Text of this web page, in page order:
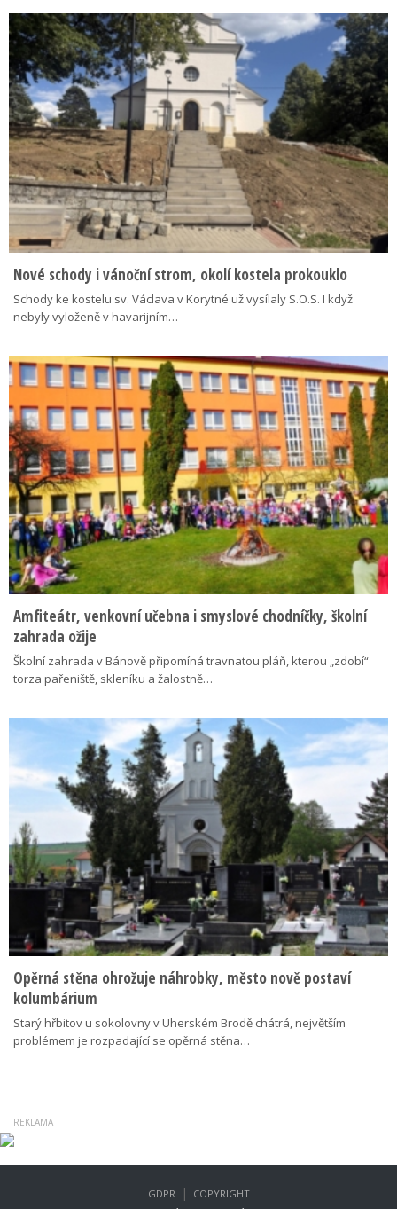
Nové schody i vánoční strom, okolí kostela prokouklo
Schody ke kostelu sv. Václava v Korytné už vysílaly S.O.S. I když
nebyly vyloženě v havarijním…
Amfiteátr, venkovní učebna i smyslové chodníčky, školní
zahrada ožije
Školní zahrada v Bánově připomíná travnatou pláň, kterou „zdobí“
torza pařeniště, skleníku a žalostně…
Opěrná stěna ohrožuje náhrobky, město nově postaví
kolumbárium
Starý hřbitov u sokolovny v Uherském Brodě chátrá, největším
problémem je rozpadající se opěrná stěna…
GDPR | COPYRIGHT